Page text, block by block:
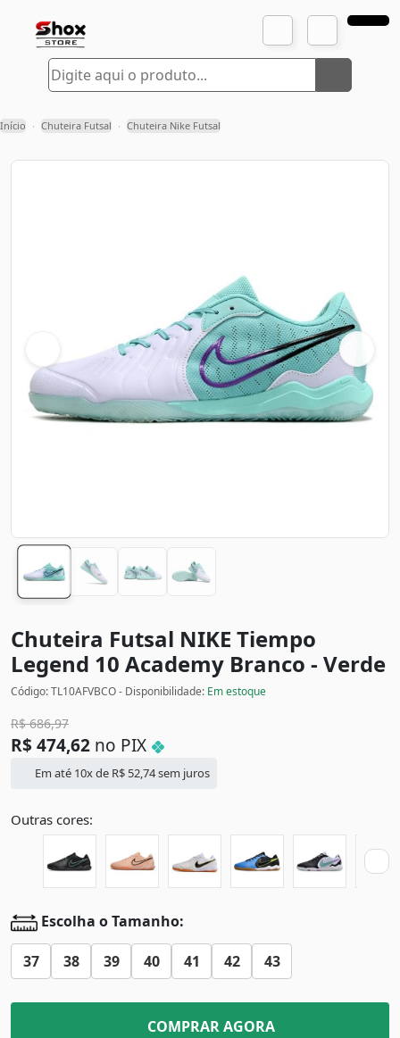
Início › Chuteira Futsal › Chuteira Nike Futsal
Chuteira Futsal NIKE Tiempo
Legend 10 Academy Branco - Verde
Código: TL10AFVBCO - Disponibilidade: Em estoque
R$686,97
R$ 474,62 no PIX
Em até 10x de R$ 52,74sem juros
Outras cores:
Escolha o Tamanho:
37 38 39 40 41 42 43
COMPRAR AGORA